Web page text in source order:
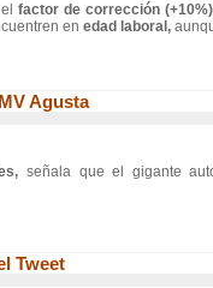
factor de corrección (+10%)
en edad laboral,
Agusta
señala que el gigante
Tweet